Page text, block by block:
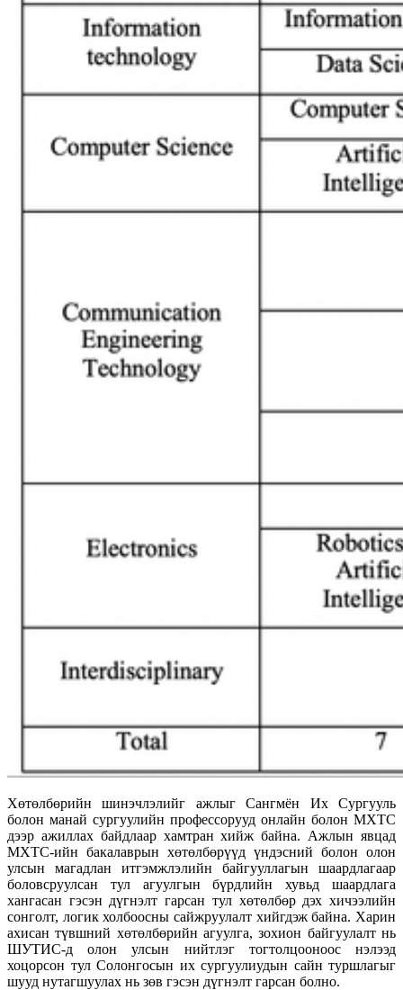
Хөтөлбөрийн шинэчлэлийг ажлыг Сангмён Их Сургууль
болон манай сургуулийн профессорууд онлайн болон МХТС
дээр ажиллах байдлаар хамтран хийж байна. Ажлын явцад
МХТС-ийн бакалаврын хөтөлбөрүүд үндэсний болон олон
улсын магадлан итгэмжлэлийн байгууллагын шаардлагаар
боловсруулсан тул агуулгын бүрдлийн хувьд шаардлага
хангасан гэсэн дүгнэлт гарсан тул хөтөлбөр дэх хичээлийн
сонголт, логик холбоосны сайжруулалт хийгдэж байна. Харин
ахисан түвшний хөтөлбөрийн агуулга, зохион байгуулалт нь
ШУТИС-д олон улсын нийтлэг тогтолцооноос нэлээд
хоцорсон тул Солонгосын их сургуулиудын сайн туршлагыг
шууд нутагшуулах нь зөв гэсэн дүгнэлт гарсан болно.